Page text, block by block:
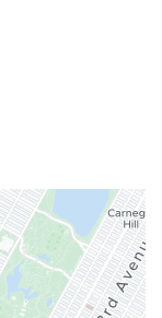
handicap